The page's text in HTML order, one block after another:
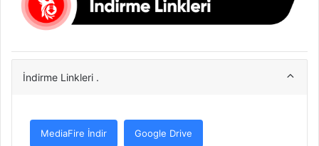
İndirme Linkleri .
MediaFire İndir Google Drive